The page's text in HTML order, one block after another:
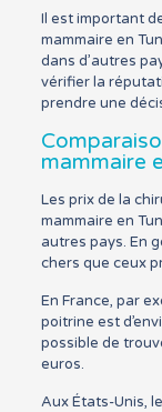
Il est important
mammaire en
dans d’autres
vérifier la
prendre une
mammaire
Les prix de la
mammaire en
autres pays. En
chers que ceux
En France, par
poitrine est
possible de
euros.
Aux États-Unis,